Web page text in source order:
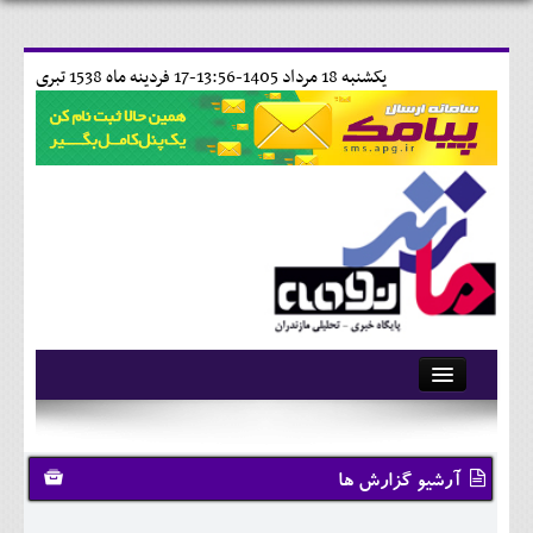
17 فردينه ماه 1538 تبری يکشنبه 18 مرداد 1405-13:56-
آرشیو
تماس با ما
وبلاگ
آرشیو گزارش ها